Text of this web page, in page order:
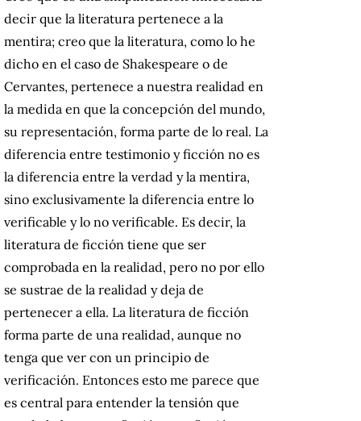
decir que la literatura pertenece a la
mentira; creo que la literatura, como lo he
dicho en el caso de Shakespeare o de
Cervantes, pertenece a nuestra realidad en
la medida en que la concepción del mundo,
su representación, forma parte de lo real. La
diferencia entre testimonio y ficción no es
la diferencia entre la verdad y la mentira,
sino exclusivamente la diferencia entre lo
verificable y lo no verificable. Es decir, la
literatura de ficción tiene que ser
comprobada en la realidad, pero no por ello
se sustrae de la realidad y deja de
pertenecer a ella. La literatura de ficción
forma parte de una realidad, aunque no
tenga que ver con un principio de
verificación. Entonces esto me parece que
es central para entender la tensión que